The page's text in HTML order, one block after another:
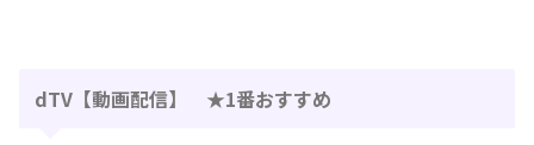
dTV【動画配信】 ★1番おすすめ